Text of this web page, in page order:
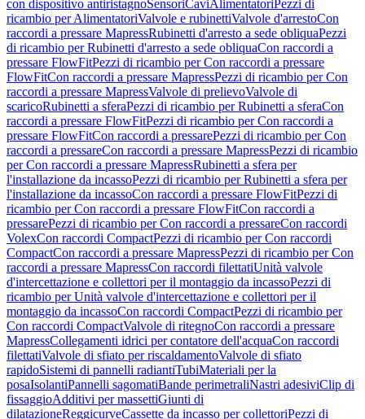
con dispositivo antiristagnoSensoriCaviAlimentatori Pezzi di
ricambio per AlimentatoriValvole e rubinettiValvole d'arrestoCon
raccordi a pressare MapressRubinetti d'arresto a sede obliquaPezzi
di ricambio per Rubinetti d'arresto a sede obliquaCon raccordi a
pressare FlowFitPezzi di ricambio per Con raccordi a pressare
FlowFitCon raccordi a pressare MapressPezzi di ricambio per Con
raccordi a pressare MapressValvole di prelievoValvole di
scaricoRubinetti a sferaPezzi di ricambio per Rubinetti a sferaCon
raccordi a pressare FlowFitPezzi di ricambio per Con raccordi a
pressare FlowFitCon raccordi a pressarePezzi di ricambio per Con
raccordi a pressareCon raccordi a pressare MapressPezzi di ricambio
per Con raccordi a pressare MapressRubinetti a sfera per
l'installazione da incassoPezzi di ricambio per Rubinetti a sfera per
l'installazione da incassoCon raccordi a pressare FlowFitPezzi di
ricambio per Con raccordi a pressare FlowFitCon raccordi a
pressarePezzi di ricambio per Con raccordi a pressareCon raccordi
VolexCon raccordi CompactPezzi di ricambio per Con raccordi
CompactCon raccordi a pressare MapressPezzi di ricambio per Con
raccordi a pressare MapressCon raccordi filettatiUnità valvole
d'intercettazione e collettori per il montaggio da incassoPezzi di
ricambio per Unità valvole d'intercettazione e collettori per il
montaggio da incassoCon raccordi CompactPezzi di ricambio per
Con raccordi CompactValvole di ritegnoCon raccordi a pressare
MapressCollegamenti idrici per contatore dell'acquaCon raccordi
filettatiValvole di sfiato per riscaldamentoValvole di sfiato
rapidoSistemi di pannelli radiantiTubiMateriali per la
posaIsolantiPannelli sagomatiBande perimetraliNastri adesiviClip di
fissaggioAdditivi per massettiGiunti di
dilatazioneReggicurveCassette da incasso per collettoriPezzi di